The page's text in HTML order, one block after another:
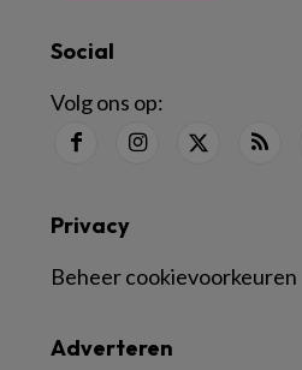
Social
Volg ons op:
Adverteren
Privacy
Beheer cookievoorkeuren